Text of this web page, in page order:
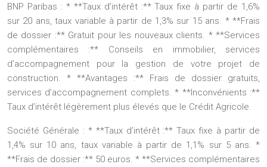
BNP Paribas : * **Taux d’intérêt :** Taux fixe à partir de 1,6%
sur 20 ans, taux variable à partir de 1,3% sur 15 ans. * **Frais
de dossier :** Gratuit pour les nouveaux clients. * **Services
complémentaires :** Conseils en immobilier, services
d’accompagnement pour la gestion de votre projet de
construction. * **Avantages :** Frais de dossier gratuits,
services d’accompagnement complets. * **Inconvénients :**
Taux d’intérêt légèrement plus élevés que le Crédit Agricole.
Société Générale : * **Taux d’intérêt :** Taux fixe à partir de
1,4% sur 10 ans, taux variable à partir de 1,1% sur 5 ans. *
**Frais de dossier :** 50 euros. * **Services complémentaires